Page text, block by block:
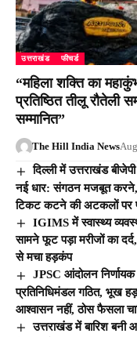
उत्तराखंड फीचर्ड
“महिला शक्ति का
प्रतिष्ठित तीलू रौतेली
सम्मानित”
The Hill India News
दिल्ली में उत्तराखंड
नई धार: संगठन मजबूत
टिकट कटने की अटकलों पर
IGIMS में स्वास्थ्य
सामने फूट पड़ा मरीजों का
से मचा हड़कंप
JPSC आंदोलन निर्णायक
प्रतिनिधिमंडल गठित, भूख
आश्वासन नहीं, ठोस फैसला
उत्तराखंड में बारिश